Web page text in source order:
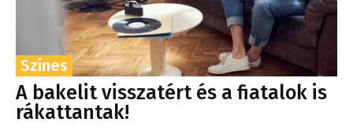
Színes
A bakelit visszatért és a fiatalok is
rákattantak!